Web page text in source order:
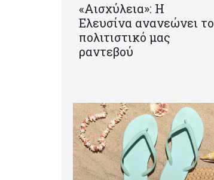
«Αισχύλεια»: Η
Ελευσίνα ανανεώνει το
πολιτιστικό μας
ραντεβού